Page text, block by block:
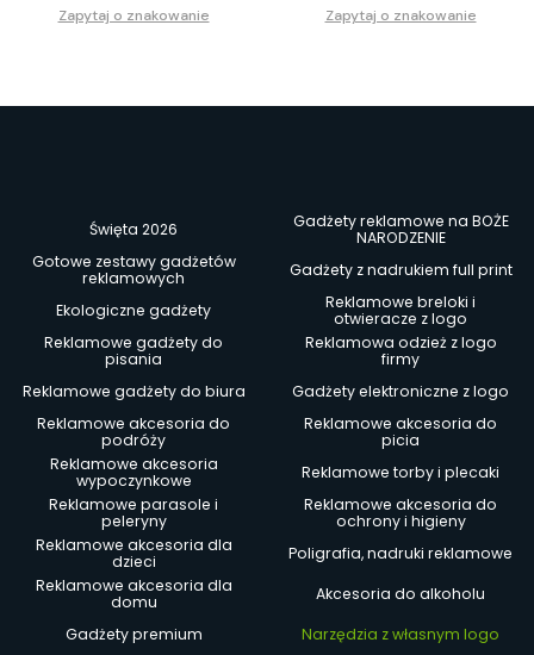
Zapytaj o znakowanie
Zapytaj o znakowanie
Święta 2026
Gadżety reklamowe na BOŻE
NARODZENIE
Gotowe zestawy gadżetów
reklamowych
Gadżety z nadrukiem full print
Ekologiczne gadżety
Reklamowe breloki i
otwieracze z logo
Reklamowe gadżety do
pisania
Reklamowa odzież z logo
firmy
Reklamowe gadżety do biura
Gadżety elektroniczne z logo
Reklamowe akcesoria do
podróży
Reklamowe akcesoria do
picia
Reklamowe akcesoria
wypoczynkowe
Reklamowe torby i plecaki
Reklamowe parasole i
peleryny
Reklamowe akcesoria do
ochrony i higieny
Reklamowe akcesoria dla
dzieci
Poligrafia, nadruki reklamowe
Reklamowe akcesoria dla
domu
Akcesoria do alkoholu
Gadżety premium
Narzędzia z własnym logo